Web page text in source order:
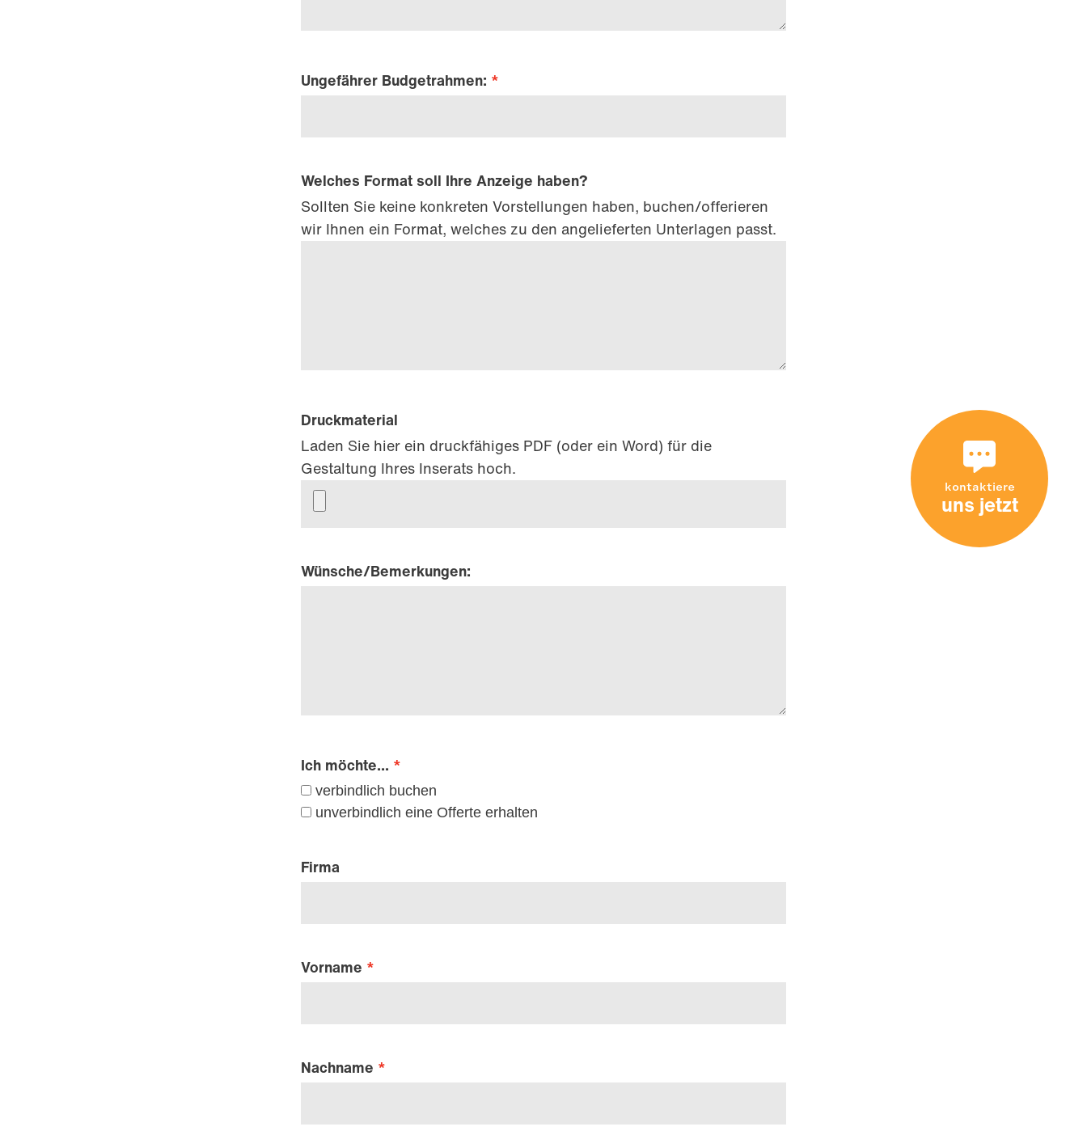
Ungefährer Budgetrahmen:
Welches Format soll Ihre Anzeige haben?
Sollten Sie keine konkreten Vorstellungen haben, buchen/offerieren
wir Ihnen ein Format, welches zu den angelieferten Unterlagen passt.
Druckmaterial
Laden Sie hier ein druckfähiges PDF (oder ein Word) für die
Gestaltung Ihres Inserats hoch.
Wünsche/Bemerkungen:
Ich möchte...
verbindlich buchen
unverbindlich eine Offerte erhalten
Firma
Vorname
Nachname
kontaktiere
uns jetzt